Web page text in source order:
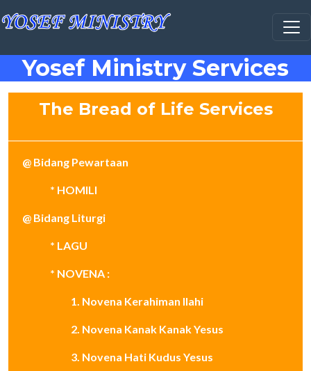
Lompat ke isi utama
Yosef Ministry Services
The Bread of Life Services
@ Bidang Pewartaan
* HOMILI
@ Bidang Liturgi
* LAGU
* NOVENA :
1. Novena Kerahiman Ilahi
2. Novena Kanak Kanak Yesus
3. Novena Hati Kudus Yesus